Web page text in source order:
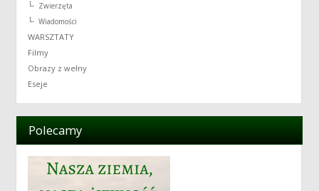
Zwierzęta
Wiadomości
WARSZTATY
Filmy
Obrazy z wełny
Eseje
Polecamy